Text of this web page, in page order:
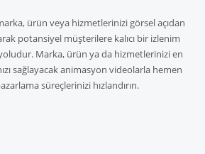
ürün veya hizmetlerinizi görsel açıdan
potansiyel müşterilere kalıcı bir izlenim
Marka, ürün ya da hizmetlerinizi en
sağlayacak animasyon videolarla hemen
süreçlerinizi hızlandırın.